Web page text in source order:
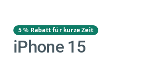
5 % Rabatt für kurze Zeit
iPhone 15